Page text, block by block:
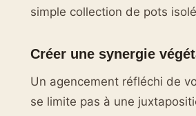
simple collection de pots
Créer une synergie
Un agencement réfléchi de
se limite pas à une